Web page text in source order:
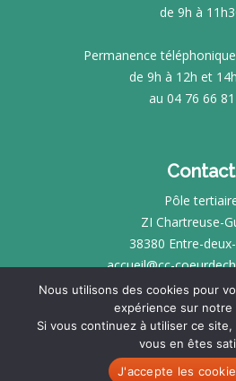
de 9h à
Permanence
de 9h à 12h et
au 04 76 66
Contact
Pôle
ZI Chartreuse-
38380 Entre-
accueil@cc-
INTRANET
MENTIONS
SITE RÉALISÉ PAR
Nous utilisons des cookies pour
expérience sur notre
Si vous continuez à utiliser ce
vous en êtes
J'accepte les